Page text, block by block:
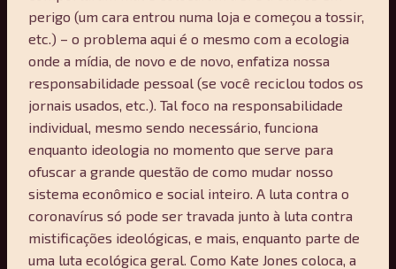
perigo (um cara entrou numa loja e começou a tossir,
etc.) – o problema aqui é o mesmo com a ecologia
onde a mídia, de novo e de novo, enfatiza nossa
responsabilidade pessoal (se você reciclou todos os
jornais usados, etc.). Tal foco na responsabilidade
individual, mesmo sendo necessário, funciona
enquanto ideologia no momento que serve para
ofuscar a grande questão de como mudar nosso
sistema econômico e social inteiro. A luta contra o
coronavírus só pode ser travada junto à luta contra
mistificações ideológicas, e mais, enquanto parte de
uma luta ecológica geral. Como Kate Jones coloca, a